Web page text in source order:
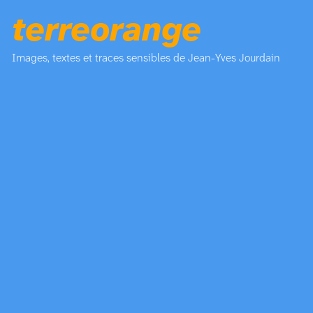
terreorange
Images, textes et traces sensibles de Jean-Yves Jourdain